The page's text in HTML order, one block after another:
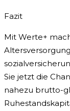
Fazit
Mit Werte+
Sie jetzt die
nahezu brutto-